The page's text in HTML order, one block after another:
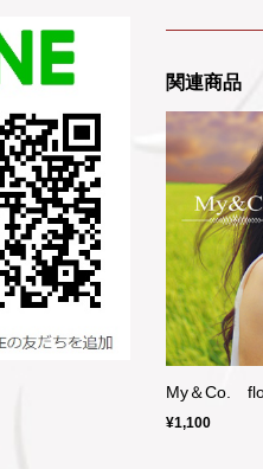
関連商品
My＆Co.
¥1,100